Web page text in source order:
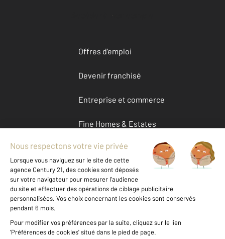
Accéder à mon compte
Offres d'emploi
Devenir franchisé
Entreprise et commerce
Fine Homes & Estates
À propos
International
Nous contacter